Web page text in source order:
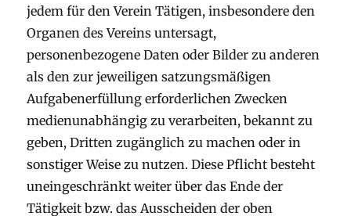
jedem für den Verein Tätigen, insbesondere den
Organen des Vereins untersagt,
personenbezogene Daten oder Bilder zu anderen
als den zur jeweiligen satzungsmäßigen
Aufgabenerfüllung erforderlichen Zwecken
medienunabhängig zu verarbeiten, bekannt zu
geben, Dritten zugänglich zu machen oder in
sonstiger Weise zu nutzen. Diese Pflicht besteht
uneingeschränkt weiter über das Ende der
Tätigkeit bzw. das Ausscheiden der oben